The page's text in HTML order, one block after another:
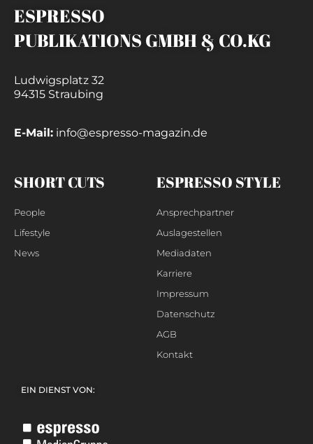
ESPRESSO
PUBLIKATIONS GMBH & CO.KG
Ludwigsplatz 32
94315 Straubing
E-Mail: info@espresso-magazin.de
SHORT CUTS
People
Lifestyle
News
ESPRESSO STYLE
Ansprechpartner
Auslagestellen
Mediadaten
Karriere
Impressum
Datenschutz
AGB
Kontakt
EIN DIENST VON: